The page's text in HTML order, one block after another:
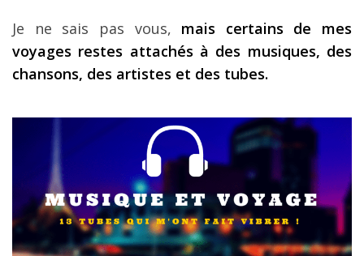
Préparer son voyage
Destinations
LA LETTRE
Sites utiles
Réserver un vol !
Le logement en voyage
Assurance voyage !
Je ne sais pas vous, mais certains de mes
voyages restes attachés à des musiques, des
chansons, des artistes et des tubes.